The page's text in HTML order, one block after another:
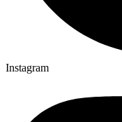
Instagram